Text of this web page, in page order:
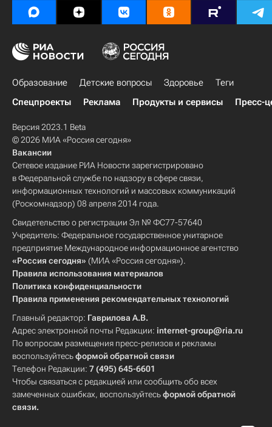
Образование Детские вопросы Здоровье
Теги
Спецпроекты
Реклама Продукты и сервисы Пресс-
Версия 2023.1 Beta
© 2026 МИА «Россия сегодня»
Вакансии
Сетевое издание РИА Новости зарегистрировано
в Федеральной службе по надзору в сфере связи,
информационных технологий и массовых коммуникаций
(Роскомнадзор) 08 апреля 2014 года.
Свидетельство о регистрации Эл № ФС77-57640
Учредитель: Федеральное государственное унитарное
предприятие Международное информационное агентство
«Россия сегодня» (МИА «Россия сегодня»).
Правила использования материалов
Политика конфиденциальности
Правила применения рекомендательных технологий
Главный редактор: Гаврилова А.В.
Адрес электронной почты Редакции: internet-group@ria.ru
По вопросам размещения пресс-релизов и рекламы
воспользуйтесьформой обратной связи
Телефон Редакции: 7 (495) 645-6601
Чтобы связаться с редакцией или сообщить обо всех
замеченных ошибках, воспользуйтесьформой обратной
связи.